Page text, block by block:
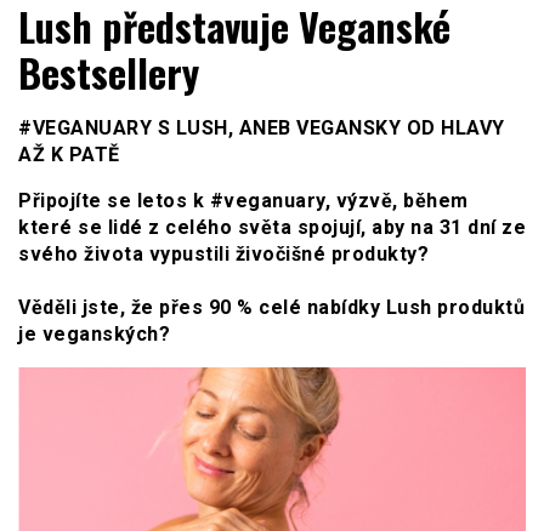
Lush představuje Veganské
Bestsellery
#VEGANUARY S LUSH, ANEB VEGANSKY OD HLAVY
AŽ K PATĚ
Připojíte se letos k #veganuary, výzvě, během
které se lidé z celého světa spojují, aby na 31 dní ze
svého života vypustili živočišné produkty?
Věděli jste, že přes 90 % celé nabídky Lush produktů
je veganských?